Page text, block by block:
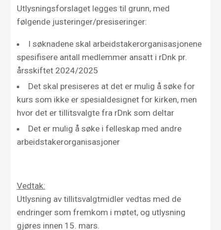
Utlysningsforslaget legges til grunn, med
følgende justeringer/presiseringer:
I søknadene skal arbeidstakerorganisasjonene
spesifisere antall medlemmer ansatt i rDnk pr.
årsskiftet 2024/2025
Det skal presiseres at det er mulig å søke for
kurs som ikke er spesialdesignet for kirken, men
hvor det er tillitsvalgte fra rDnk som deltar
Det er mulig å søke i felleskap med andre
arbeidstakerorganisasjoner
Vedtak:
Utlysning av tillitsvalgtmidler vedtas med de
endringer som fremkom i møtet, og utlysning
gjøres innen 15. mars.